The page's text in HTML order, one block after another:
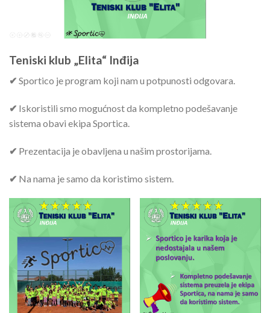
Teniski klub „Elita“ Inđija
✔ Sportico je program koji nam u potpunosti odgovara.
✔ Iskoristili smo mogućnost da kompletno podešavanje
sistema obavi ekipa Sportica.
✔ Prezentacija je obavljena u našim prostorijama.
✔ Na nama je samo da koristimo sistem.